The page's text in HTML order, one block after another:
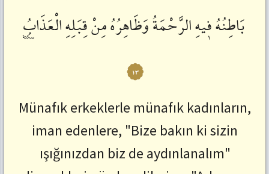
بَاطِنُهُفٖيهِالرَّحْمَةُوَظَاهِرُهُمِنْقِبَلِهِالْعَذَابُۜ
١٣
Münafık erkeklerle münafık kadınların,
iman edenlere, "Bize bakın ki sizin
ışığınızdan biz de aydınlanalım"